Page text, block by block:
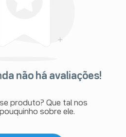
não há avaliações!
produto? Que tal nos
sobre ele.